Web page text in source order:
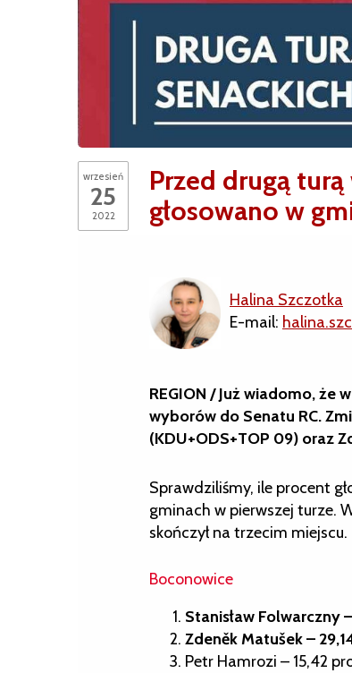
wrzesień
25
2022
Przed drugą
głosowano w
Halina Szczotka
E-mail:
REGION / Już wiadomo, że
wyborów do Senatu RC.
(KDU+ODS+TOP 09) oraz
Sprawdziliśmy, ile procent
gminach w pierwszej turze.
skończył na trzecim miejscu.
Boconowice
Stanisław Folwarczny
Zdeněk Matušek –
Petr Hamrozi – 15,42